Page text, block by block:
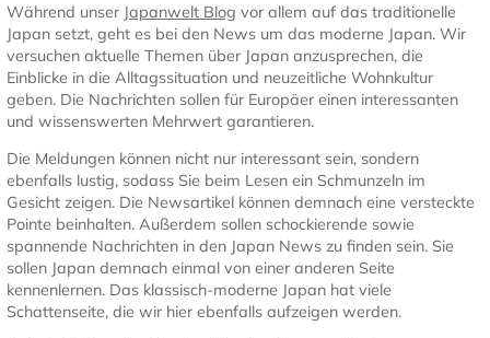
Während unser Japanwelt Blog vor allem auf das traditionelle
Japan setzt, geht es bei den News um das moderne Japan. Wir
versuchen aktuelle Themen über Japan anzusprechen, die
Einblicke in die Alltagssituation und neuzeitliche Wohnkultur
geben. Die Nachrichten sollen für Europäer einen interessanten
und wissenswerten Mehrwert garantieren.
Die Meldungen können nicht nur interessant sein, sondern
ebenfalls lustig, sodass Sie beim Lesen ein Schmunzeln im
Gesicht zeigen. Die Newsartikel können demnach eine versteckte
Pointe beinhalten. Außerdem sollen schockierende sowie
spannende Nachrichten in den Japan News zu finden sein. Sie
sollen Japan demnach einmal von einer anderen Seite
kennenlernen. Das klassisch-moderne Japan hat viele
Schattenseite, die wir hier ebenfalls aufzeigen werden.